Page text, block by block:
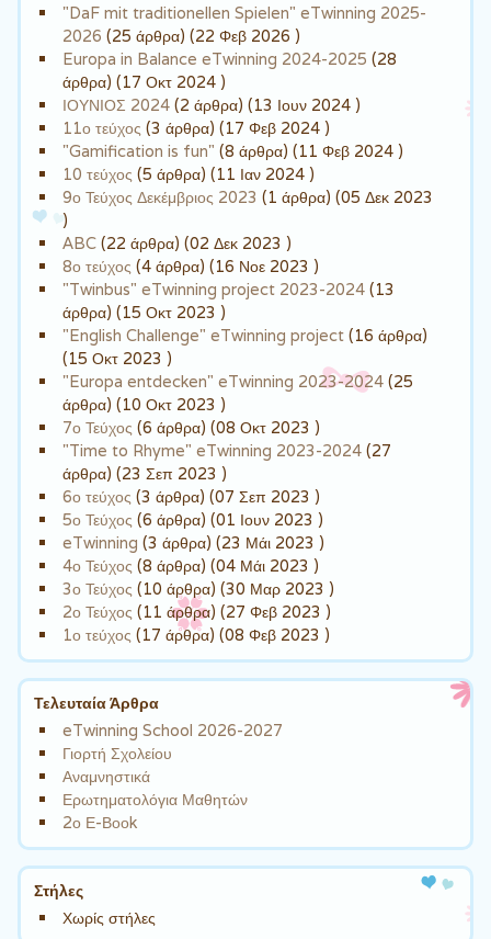
"DaF mit traditionellen Spielen" eTwinning 2025-
2026 (25 άρθρα) (22 Φεβ 2026 )
Europa in Balance eTwinning 2024-2025 (28
άρθρα) (17 Οκτ 2024 )
ΙΟΥΝΙΟΣ 2024 (2 άρθρα) (13 Ιουν 2024 )
11ο τεύχος (3 άρθρα) (17 Φεβ 2024 )
"Gamification is fun" (8 άρθρα) (11 Φεβ 2024 )
10 τεύχος (5 άρθρα) (11 Ιαν 2024 )
9ο Τεύχος Δεκέμβριος 2023 (1 άρθρα) (05 Δεκ 2023
)
ABC (22 άρθρα) (02 Δεκ 2023 )
8ο τεύχος (4 άρθρα) (16 Νοε 2023 )
"Twinbus" eTwinning project 2023-2024 (13
άρθρα) (15 Οκτ 2023 )
"English Challenge" eTwinning project (16 άρθρα)
(15 Οκτ 2023 )
"Europa entdecken" eTwinning 2023-2024 (25
άρθρα) (10 Οκτ 2023 )
7ο Τεύχος (6 άρθρα) (08 Οκτ 2023 )
"Time to Rhyme" eTwinning 2023-2024 (27
άρθρα) (23 Σεπ 2023 )
6ο τεύχος (3 άρθρα) (07 Σεπ 2023 )
5ο Τεύχος (6 άρθρα) (01 Ιουν 2023 )
eTwinning (3 άρθρα) (23 Μάι 2023 )
4ο Τεύχος (8 άρθρα) (04 Μάι 2023 )
3ο Τεύχος (10 άρθρα) (30 Μαρ 2023 )
2ο Τεύχος (11 άρθρα) (27 Φεβ 2023 )
1ο τεύχος (17 άρθρα) (08 Φεβ 2023 )
Τελευταία Άρθρα
eTwinning School 2026-2027
Γιορτή Σχολείου
Αναμνηστικά
Ερωτηματολόγια Μαθητών
2ο Ε-Βοοk
Στήλες
Χωρίς στήλες